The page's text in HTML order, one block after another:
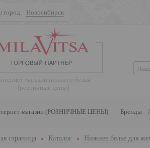
город: Новосибирск
магазин нижнего белья
(розничные цены)
магазин (РОЗНИЧНЫЕ ЦЕНЫ) Бренды
страница Каталог Нижнее белье для